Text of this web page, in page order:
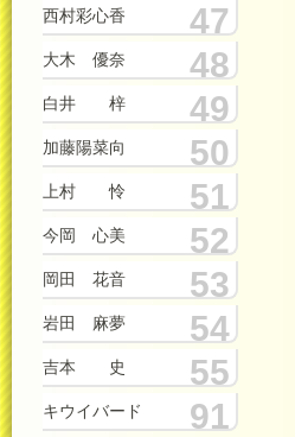
西村彩心香 47
大木 優奈 48
白井 梓 49
加藤陽菜向 50
上村 怜 51
今岡 心美 52
岡田 花音 53
岩田 麻夢 54
吉本 史 55
キウイバード 91